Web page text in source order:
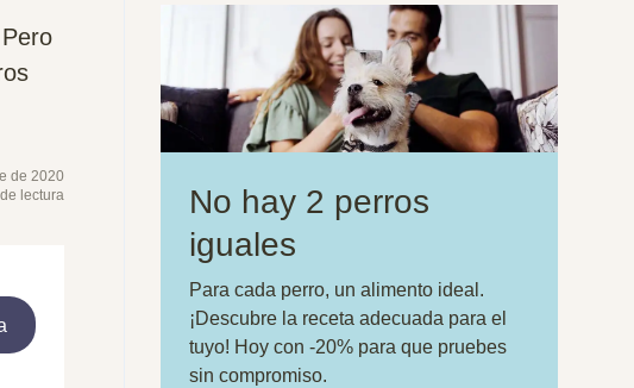
de 2020
lectura
No hay 2 perros
iguales
Para cada perro, un alimento ideal.
¡Descubre la receta adecuada para el
tuyo! Hoy con -20% para que pruebes
sin compromiso.